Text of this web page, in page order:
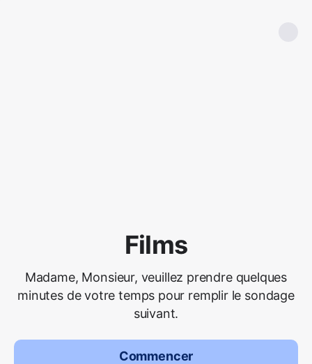
Films
Madame, Monsieur, veuillez prendre quelques
minutes de votre temps pour remplir le sondage
suivant.
Commencer